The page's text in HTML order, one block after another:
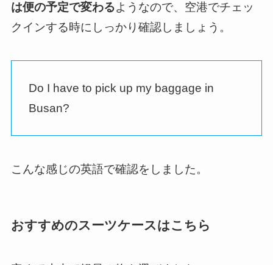
は便の予定で変わるようなので、空港でチェッ
クインする時にしっかり確認しましょう。
Do I have to pick up my baggage in
Busan?
こんな感じの英語で確認をしました。
おすすめのスーツケースはこちら